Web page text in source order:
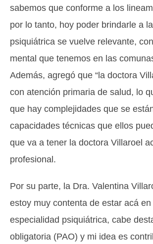
sabemos que conforme a los
por lo tanto, hoy poder brindarle a
psiquiátrica se vuelve relevante,
mental que tenemos en las
Además, agregó que “la doctora
con atención primaria de salud, lo
que hay complejidades que se
capacidades técnicas que ellos
que va a tener la doctora Villaroel
profesional.
Por su parte, la Dra. Valentina
estoy muy contenta de estar acá
especialidad psiquiátrica, cabe
obligatoria (PAO) y mi idea es